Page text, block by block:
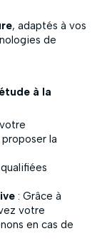
, adaptés à vos
de
à la
la
: Grâce à
votre
en cas de